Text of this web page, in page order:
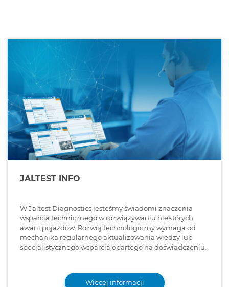
JALTEST INFO
W Jaltest Diagnostics jesteśmy świadomi znaczenia
wsparcia technicznego w rozwiązywaniu niektórych
awarii pojazdów. Rozwój technologiczny wymaga od
mechanika regularnego aktualizowania wiedzy lub
specjalistycznego wsparcia opartego na doświadczeniu.
Więcej informacji